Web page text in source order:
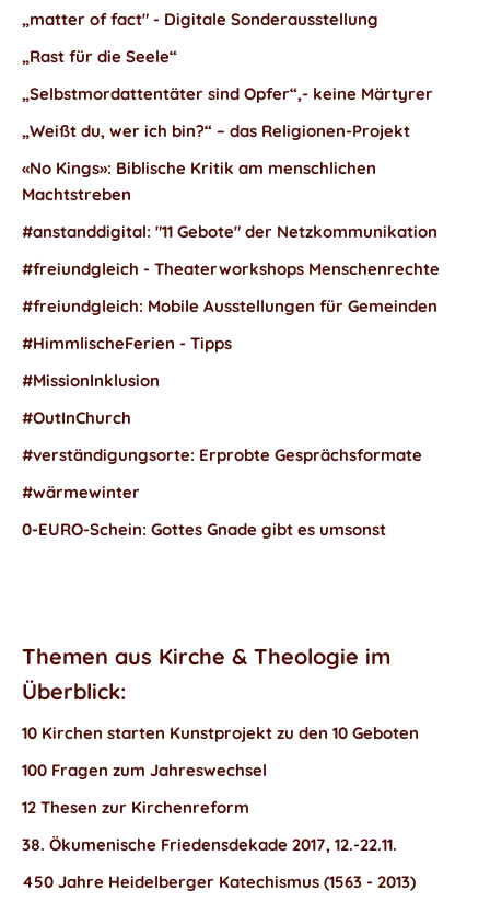
„matter of fact" - Digitale Sonderausstellung
„Rast für die Seele“
„Selbstmordattentäter sind Opfer“,- keine Märtyrer
„Weißt du, wer ich bin?“ – das Religionen-Projekt
«No Kings»: Biblische Kritik am menschlichen
Machtstreben
#anstanddigital: "11 Gebote" der Netzkommunikation
#freiundgleich - Theaterworkshops Menschenrechte
#freiundgleich: Mobile Ausstellungen für Gemeinden
#HimmlischeFerien - Tipps
#MissionInklusion
#OutInChurch
#verständigungsorte: Erprobte Gesprächsformate
#wärmewinter
0-EURO-Schein: Gottes Gnade gibt es umsonst
Themen aus Kirche & Theologie im
Überblick:
10 Kirchen starten Kunstprojekt zu den 10 Geboten
100 Fragen zum Jahreswechsel
12 Thesen zur Kirchenreform
38. Ökumenische Friedensdekade 2017, 12.-22.11.
450 Jahre Heidelberger Katechismus (1563 - 2013)